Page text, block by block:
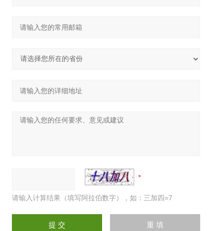
请输入计算结果（填写阿拉伯数字），如：三加四=7